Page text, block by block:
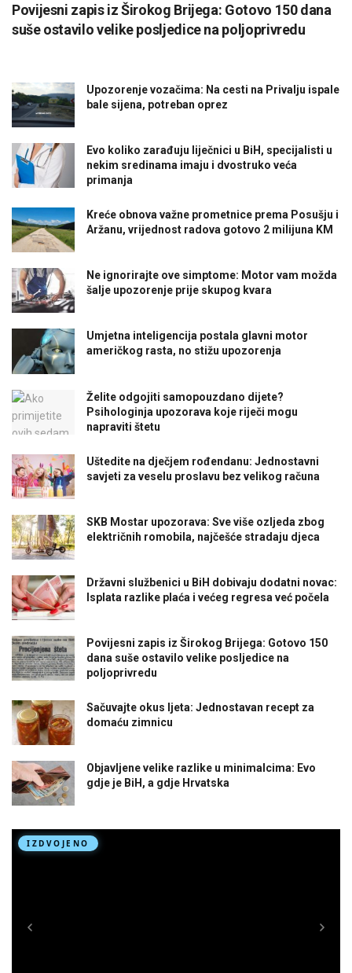
Povijesni zapis iz Širokog Brijega: Gotovo 150 dana
suše ostavilo velike posljedice na poljoprivredu
Upozorenje vozačima: Na cesti na Privalju ispale
bale sijena, potreban oprez
Evo koliko zarađuju liječnici u BiH, specijalisti u
nekim sredinama imaju i dvostruko veća
primanja
Kreće obnova važne prometnice prema Posušju i
Aržanu, vrijednost radova gotovo 2 milijuna KM
Ne ignorirajte ove simptome: Motor vam možda
šalje upozorenje prije skupog kvara
Umjetna inteligencija postala glavni motor
američkog rasta, no stižu upozorenja
Želite odgojiti samopouzdano dijete?
Psihologinja upozorava koje riječi mogu
napraviti štetu
Uštedite na dječjem rođendanu: Jednostavni
savjeti za veselu proslavu bez velikog računa
SKB Mostar upozorava: Sve više ozljeda zbog
električnih romobila, najčešće stradaju djeca
Državni službenici u BiH dobivaju dodatni novac:
Isplata razlike plaća i većeg regresa već počela
Povijesni zapis iz Širokog Brijega: Gotovo 150
dana suše ostavilo velike posljedice na
poljoprivredu
Sačuvajte okus ljeta: Jednostavan recept za
domaću zimnicu
Objavljene velike razlike u minimalcima: Evo
gdje je BiH, a gdje Hrvatska